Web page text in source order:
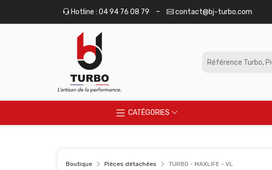
Hotline : 04 94 76 08 79 - contact@bj-turbo.com
CATÉGORIES
Boutique Pièces détachées TURBO - MAXLIFE - VL
Panneau de gestion des cookies